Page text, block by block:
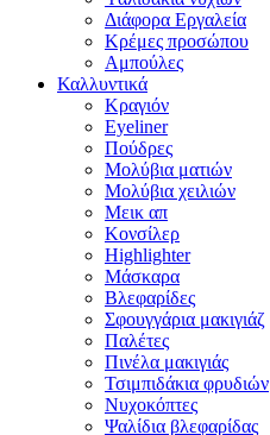
Διάφορα Εργαλεία
Κρέμες προσώπου
Αμπούλες
Καλλυντικά
Κραγιόν
Eyeliner
Πούδρες
Μολύβια ματιών
Μολύβια χειλιών
Μεικ απ
Κονσίλερ
Highlighter
Μάσκαρα
Βλεφαρίδες
Σφουγγάρια μακιγιάζ
Παλέτες
Πινέλα μακιγιάς
Τσιμπιδάκια φρυδιών
Νυχοκόπτες
Ψαλίδια βλεφαρίδας